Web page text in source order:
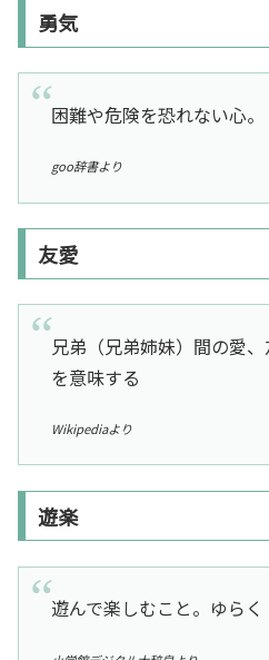
勇気
困難や危険を恐れない心。
goo辞書より
友愛
兄弟（兄弟姉妹）間の愛
を意味する
Wikipediaより
遊楽
遊んで楽しむこと。ゆらく